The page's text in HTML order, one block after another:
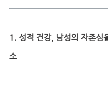
1. 성적 건강, 남성의 자존심
소